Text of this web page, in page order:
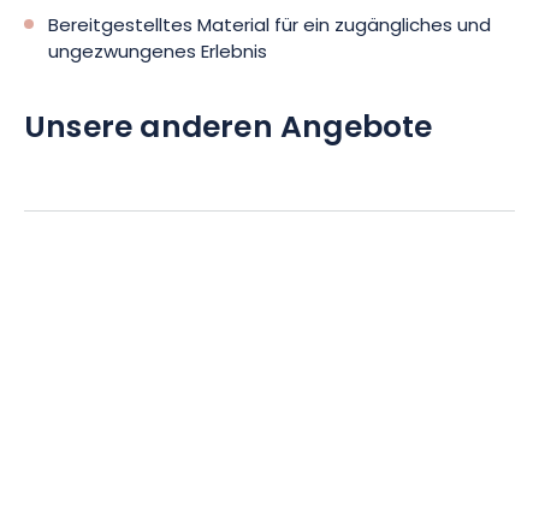
Bereitgestelltes Material für ein zugängliches und
ungezwungenes Erlebnis
Unsere anderen Angebote